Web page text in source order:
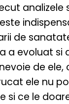
analizele
de
a evoluat si
de ele,
ele nu
si ce le